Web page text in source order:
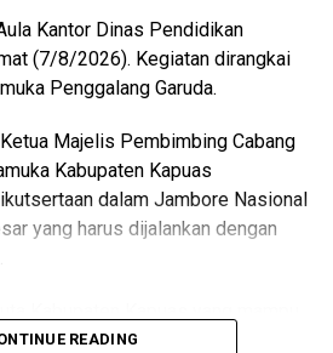
Kantor Dinas Pendidikan
(7/8/2026). Kegiatan dirangkai
Penggalang Garuda.
Majelis Pembimbing Cabang
Kabupaten Kapuas
dalam Jambore Nasional
yang harus dijalankan dengan
sopan santun semangat
READING